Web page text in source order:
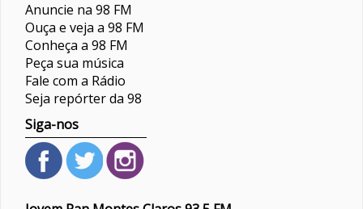
Anuncie na 98 FM
Ouça e veja a 98 FM
Conheça a 98 FM
Peça sua música
Fale com a Rádio
Seja repórter da 98
Siga-nos